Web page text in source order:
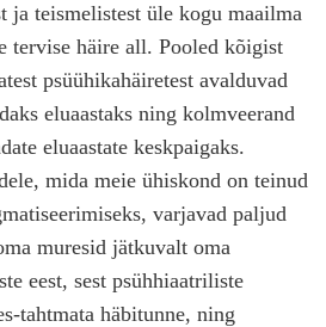
Loo tasuta konto
ja teismelistest üle kogu maailma
tervise häire all. Pooled kõigist
psüühikahäiretest avalduvad
eluaastaks ning kolmveerand
eluaastate keskpaigaks.
mida meie ühiskond on teinud
varjavad paljud
muresid jätkuvalt oma
eest, sest psühhiaatriliste
tahtmata häbitunne, ning